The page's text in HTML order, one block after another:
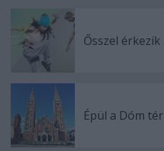
Ősszel
Épül a Dóm